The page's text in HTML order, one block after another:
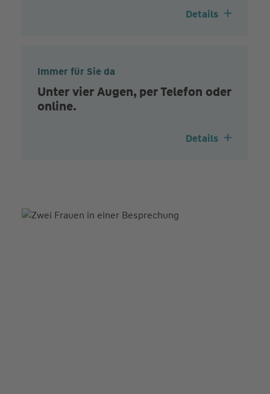
Details
Immer für Sie da
Unter vier Augen, per Telefon oder
online.
Details